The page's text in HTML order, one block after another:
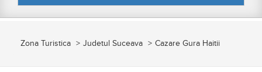
Zona Turistica Judetul Suceava Cazare Gura Haitii